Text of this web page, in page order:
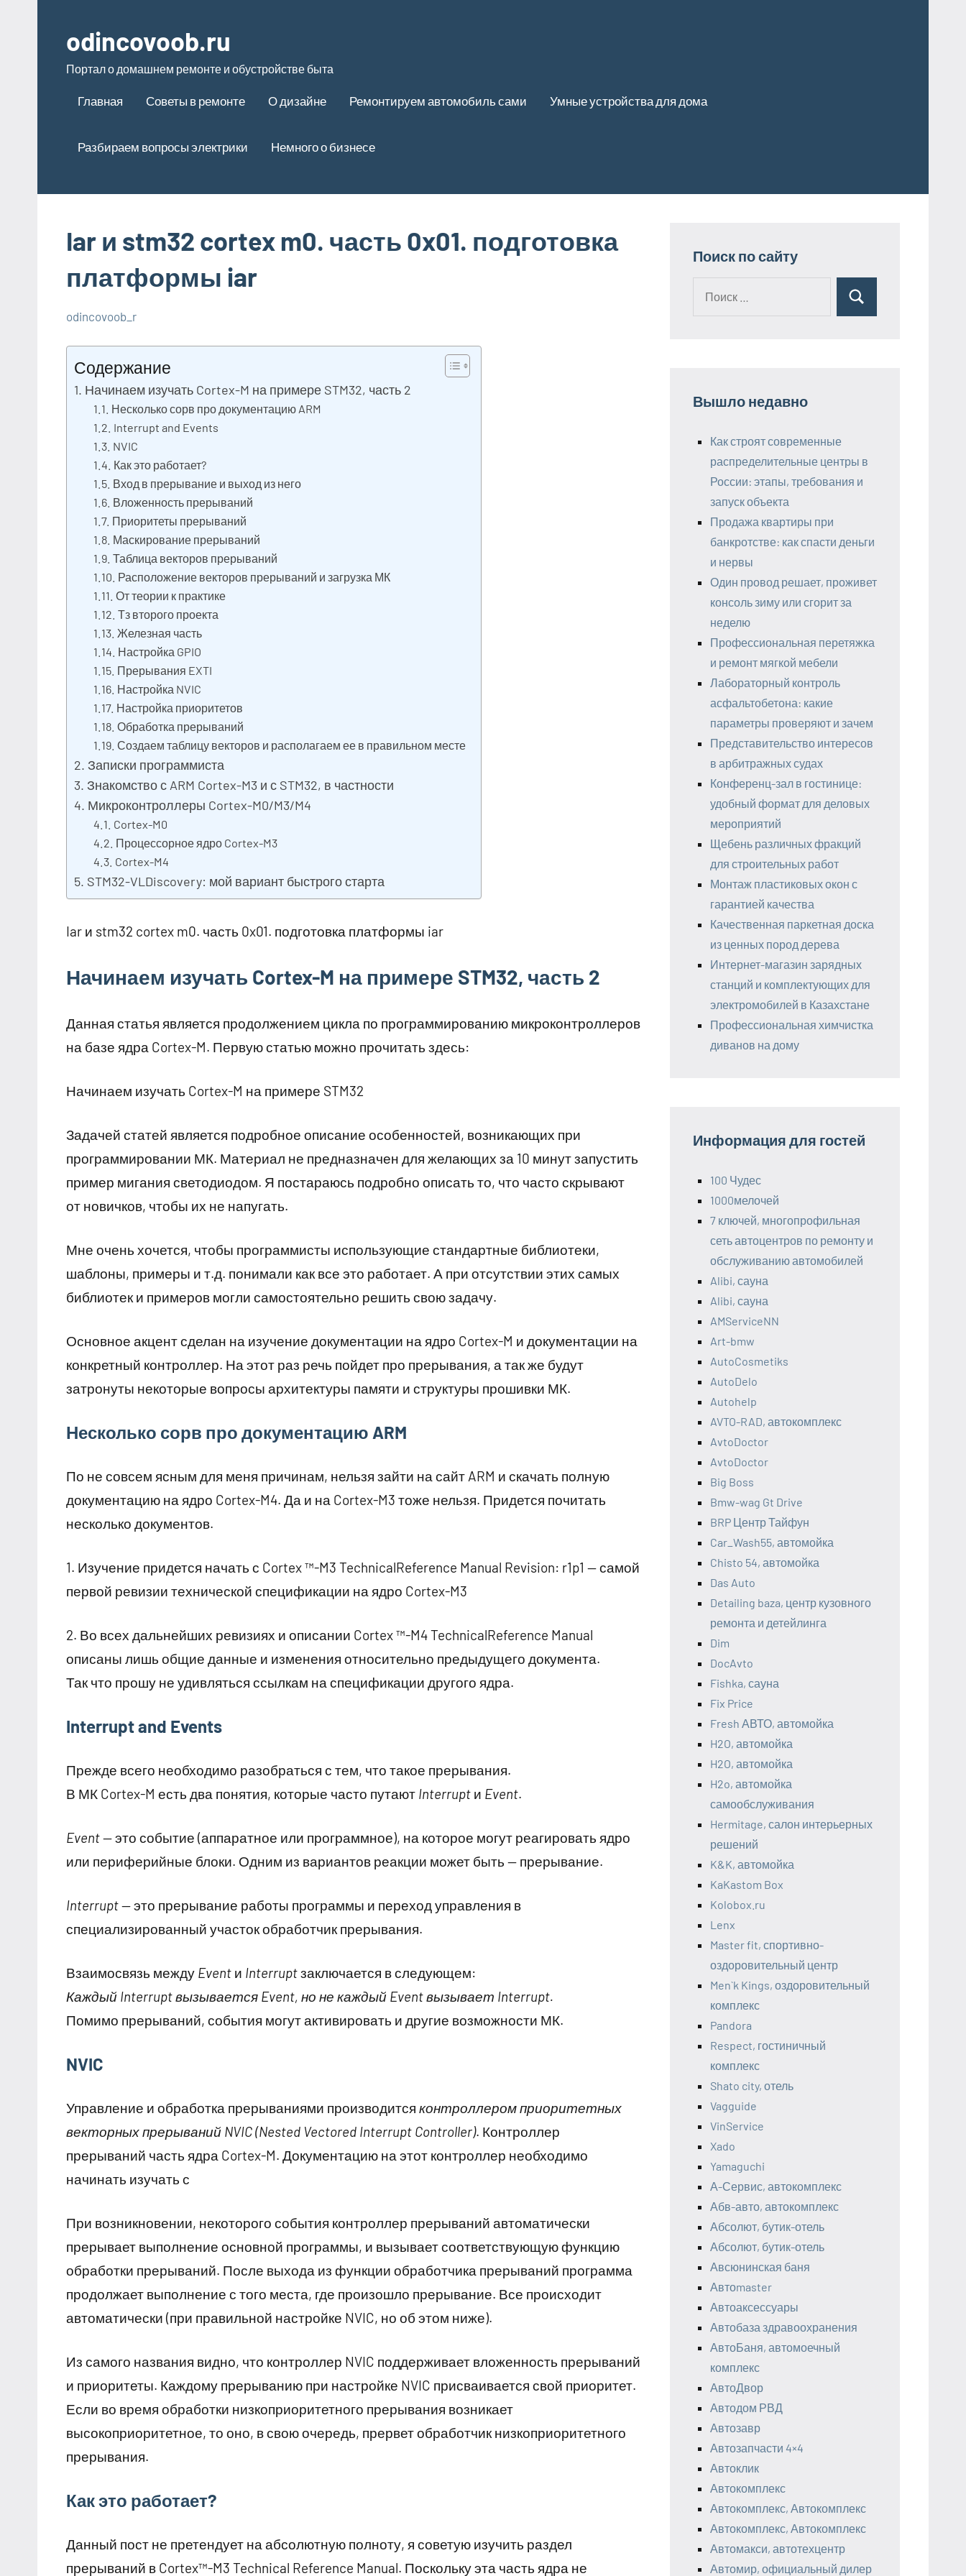
содержимому
odincovoob.ru
Портал о домашнем ремонте и обустройстве быта
Главная Советы в ремонте О дизайне Ремонтируем автомобиль сами Умные устройства для дома
Разбираем вопросы электрики Немного о бизнесе
Iar и stm32 cortex m0. часть 0x01. подготовка
платформы iar
вопросы
электрики
июля
2023
odincovoob_r
комментариев
Содержание
Начинаем изучать Cortex-M на примере STM32, часть 2
Несколько сорв про документацию ARM
Interrupt and Events
NVIC
Как это работает?
Вход в прерывание и выход из него
Вложенность прерываний
Приоритеты прерываний
Маскирование прерываний
Таблица векторов прерываний
Расположение векторов прерываний и загрузка МК
От теории к практике
Тз второго проекта
Железная часть
Настройка GPIO
Прерывания EXTI
Настройка NVIC
Настройка приоритетов
Обработка прерываний
Создаем таблицу векторов и располагаем ее в правильном месте
Записки программиста
Знакомство с ARM Cortex-M3 и с STM32, в частности
Микроконтроллеры Cortex-M0/M3/M4
Cortex-M0
Процессорное ядро Cortex-M3
Cortex-M4
STM32-VLDiscovery: мой вариант быстрого старта
Iar и stm32 cortex m0. часть 0x01. подготовка платформы iar
Начинаем изучать Cortex-M на примере STM32, часть 2
Данная статья является продолжением цикла по программированию микроконтроллеров
на базе ядра Cortex-M. Первую статью можно прочитать здесь:
Начинаем изучать Cortex-M на примере STM32
Задачей статей является подробное описание особенностей, возникающих при
программировании МК. Материал не предназначен для желающих за 10 минут запустить
пример мигания светодиодом. Я постараюсь подробно описать то, что часто скрывают
от новичков, чтобы их не напугать.
Мне очень хочется, чтобы программисты использующие стандартные библиотеки,
шаблоны, примеры и т.д. понимали как все это работает. А при отсутствии этих самых
библиотек и примеров могли самостоятельно решить свою задачу.
Основное акцент сделан на изучение документации на ядро Cortex-M и документации на
конкретный контроллер. На этот раз речь пойдет про прерывания, а так же будут
затронуты некоторые вопросы архитектуры памяти и структуры прошивки МК.
Несколько сорв про документацию ARM
По не совсем ясным для меня причинам, нельзя зайти на сайт ARM и скачать полную
документацию на ядро Cortex-M4. Да и на Cortex-M3 тоже нельзя. Придется почитать
несколько документов.
1. Изучение придется начать с Cortex ™-M3 TechnicalReference Manual Revision: r1p1 — самой
первой ревизии технической спецификации на ядро Cortex-M3
2. Во всех дальнейших ревизиях и описании Cortex ™-M4 TechnicalReference Manual
описаны лишь общие данные и изменения относительно предыдущего документа.
Так что прошу не удивляться ссылкам на спецификации другого ядра.
Interrupt and Events
Прежде всего необходимо разобраться с тем, что такое прерывания.
В МК Cortex-M есть два понятия, которые часто путают Interrupt и Event.
Event— это событие (аппаратное или программное), на которое могут реагировать ядро
или периферийные блоки. Одним из вариантов реакции может быть — прерывание.
Interrupt— это прерывание работы программы и переход управления в
специализированный участок обработчик прерывания.
Взаимосвязь между Event и Interruptзаключается в следующем:
Каждый Interrupt вызывается Event, но не каждый Event вызывает Interrupt.
Помимо прерываний, события могут активировать и другие возможности МК.
NVIC
Управление и обработка прерываниями производится контроллером приоритетных
векторных прерываний NVIC (Nested Vectored Interrupt Controller). Контроллер
прерываний часть ядра Cortex-M. Документацию на этот контроллер необходимо
начинать изучать с
При возникновении, некоторого события контроллер прерываний автоматически
прерывает выполнение основной программы, и вызывает соответствующую функцию
обработки прерываний. После выхода из функции обработчика прерываний программа
продолжает выполнение с того места, где произошло прерывание. Все происходит
автоматически (при правильной настройке NVIC, но об этом ниже).
Из самого названия видно, что контроллер NVIC поддерживает вложенность прерываний
и приоритеты. Каждому прерыванию при настройке NVIC присваивается свой приоритет.
Если во время обработки низкоприоритетного прерывания возникает
высокоприоритетное, то оно, в свою очередь, прервет обработчик низкоприоритетного
прерывания.
Как это работает?
Данный пост не претендует на абсолютную полноту, я советую изучить раздел
прерываний в Cortex™-M3 Technical Reference Manual. Поскольку эта часть ядра не
Поиск по сайту
Поиск
Вышло недавно
Как строят современные
распределительные центры в
России: этапы, требования и
запуск объекта
Продажа квартиры при
банкротстве: как спасти деньги
и нервы
Один провод решает, проживет
консоль зиму или сгорит за
неделю
Профессиональная перетяжка
и ремонт мягкой мебели
Лабораторный контроль
асфальтобетона: какие
параметры проверяют и зачем
Представительство интересов
в арбитражных судах
Конференц-зал в гостинице:
удобный формат для деловых
мероприятий
Щебень различных фракций
для строительных работ
Монтаж пластиковых окон с
гарантией качества
Качественная паркетная доска
из ценных пород дерева
Интернет-магазин зарядных
станций и комплектующих для
электромобилей в Казахстане
Профессиональная химчистка
диванов на дому
Информация для гостей
100 Чудес
1000мелочей
7 ключей, многопрофильная
сеть автоцентров по ремонту и
обслуживанию автомобилей
Alibi, сауна
Alibi, сауна
AMServiceNN
Art-bmw
AutoCosmetiks
AutoDelo
Autohelp
AVTO-RAD, автокомплекс
AvtoDoctor
AvtoDoctor
Big Boss
Bmw-wag Gt Drive
BRP Центр Тайфун
Car_Wash55, автомойка
Chisto 54, автомойка
Das Auto
Detailing baza, центр кузовного
ремонта и детейлинга
Dim
DocAvto
Fishka, сауна
Fix Price
Fresh АВТО, автомойка
H2O, автомойка
H2O, автомойка
H2o, автомойка
самообслуживания
Hermitage, салон интерьерных
решений
K&K, автомойка
KaKastom Box
Kolobox.ru
Lenx
Master fit, спортивно-
оздоровительный центр
Men`k Kings, оздоровительный
комплекс
Pandora
Respect, гостиничный
комплекс
Shato city, отель
Vagguide
VinService
Xado
Yamaguchi
А-Сервис, автокомплекс
Абв-авто, автокомплекс
Абсолют, бутик-отель
Абсолют, бутик-отель
Авсюнинская баня
Автоmaster
Автоаксессуары
Автобаза здравоохранения
АвтоБаня, автомоечный
комплекс
АвтоДвор
Автодом РВД
Автозавр
Автозапчасти 4×4
Автоклик
Автокомплекс
Автокомплекс, Автокомплекс
Автокомплекс, Автокомплекс
Автомакси, автотехцентр
Автомир, официальный дилер